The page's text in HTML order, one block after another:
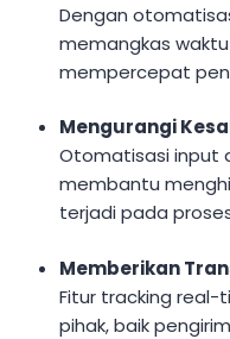
Dengan
memangkas
mempercepat
Mengurangi
Otomatisasi input
membantu
terjadi pada
Memberikan
Fitur tracking real-
pihak, baik